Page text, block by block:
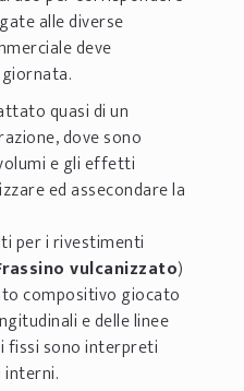
alle diverse
deve
quasi di un
dove sono
e gli effetti
ed assecondare la
per i rivestimenti
vulcanizzato)
compositivo giocato
e delle linee
fissi sono interpreti